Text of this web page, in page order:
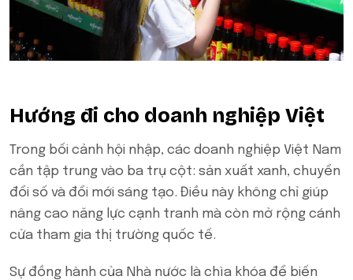
Hướng đi cho doanh nghiệp Việt
Trong bối cảnh hội nhập, các doanh nghiệp Việt Nam
cần tập trung vào ba trụ cột: sản xuất xanh, chuyển
đổi số và đổi mới sáng tạo. Điều này không chỉ giúp
nâng cao năng lực cạnh tranh mà còn mở rộng cánh
cửa tham gia thị trường quốc tế.
Sự đồng hành của Nhà nước là chìa khóa để biến